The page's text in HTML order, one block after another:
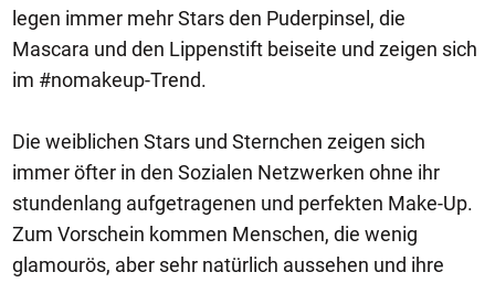
legen immer mehr Stars den Puderpinsel, die
Mascara und den Lippenstift beiseite und zeigen sich
im #nomakeup-Trend.
Die weiblichen Stars und Sternchen zeigen sich
immer öfter in den Sozialen Netzwerken ohne ihr
stundenlang aufgetragenen und perfekten Make-Up.
Zum Vorschein kommen Menschen, die wenig
glamourös, aber sehr natürlich aussehen und ihre